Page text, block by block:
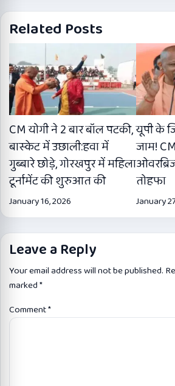
Related Posts
CM योगी ने 2 बार बॉल पटकी,
बास्केट में उछाली:हवा में
गुब्बारे छोड़े, गोरखपुर में महिला
टूर्नामेंट की शुरुआत की
January 16, 2026
यूपी के
जाम!
तोहफा
January
Leave a Reply
Your email address will not be published.
marked*
Comment*